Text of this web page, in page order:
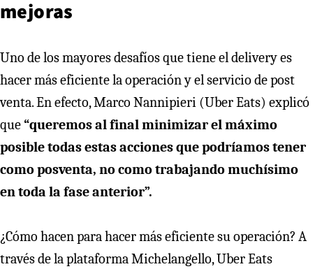
mejoras
Uno de los mayores desafíos que tiene el delivery es
hacer más eficiente la operación y el servicio de post
venta. En efecto, Marco Nannipieri (Uber Eats) explicó
que“queremos al final minimizar el máximo
posible todas estas acciones que podríamos tener
como posventa, no como trabajando muchísimo
en toda la fase anterior”.
¿Cómo hacen para hacer más eficiente su operación? A
través de la plataforma Michelangello, Uber Eats